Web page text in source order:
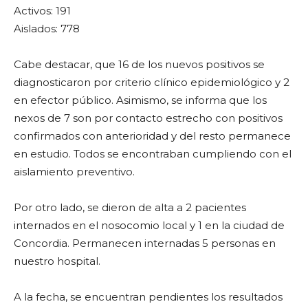
Activos: 191
Aislados: 778
Cabe destacar, que 16 de los nuevos positivos se
diagnosticaron por criterio clínico epidemiológico y 2
en efector público. Asimismo, se informa que los
nexos de 7 son por contacto estrecho con positivos
confirmados con anterioridad y del resto permanece
en estudio. Todos se encontraban cumpliendo con el
aislamiento preventivo.
Por otro lado, se dieron de alta a 2 pacientes
internados en el nosocomio local y 1 en la ciudad de
Concordia. Permanecen internadas 5 personas en
nuestro hospital.
A la fecha, se encuentran pendientes los resultados